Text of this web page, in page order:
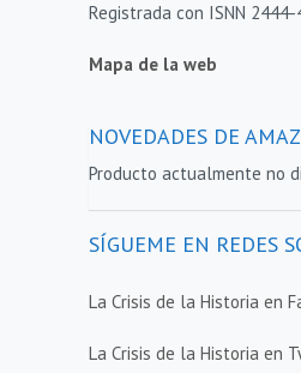
Registrada con ISNN 2444-
Mapa de la web
NOVEDADES DE
Producto actualmente no
SÍGUEME EN REDES
La Crisis de la Historia en
La Crisis de la Historia en